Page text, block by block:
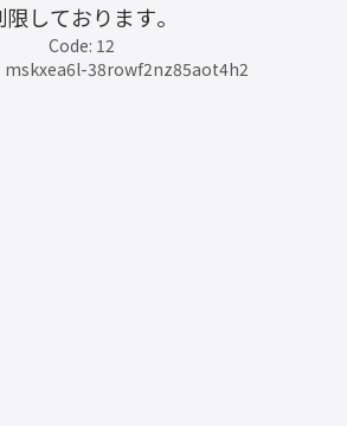
限しております。
Code: 12
mskxea6l-38rowf2nz85aot4h2